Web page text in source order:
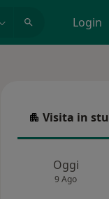
Login
Visita in
Visita in
Oggi
9 Ago